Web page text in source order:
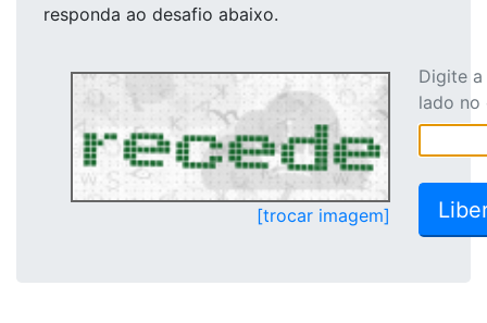
responda ao desafio abaixo.
[trocar imagem]
Digite
lado no